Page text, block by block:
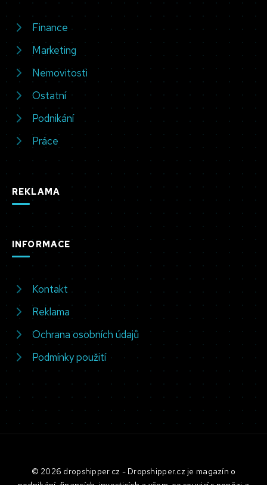
Finance
Marketing
Nemovitosti
Ostatní
Podnikání
Práce
REKLAMA
INFORMACE
Kontakt
Reklama
Ochrana osobních údajů
Podmínky použití
© 2026 dropshipper.cz - Dropshipper.cz je magazín o